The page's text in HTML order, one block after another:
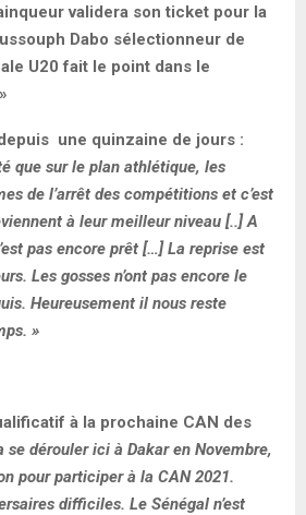
validera son ticket pour la
Dabo sélectionneur de
U20 fait le point dans le
une quinzaine de jours :
que sur le plan athlétique, les
de l’arrêt des compétitions et c’est
à leur meilleur niveau [..] A
pas encore prêt […] La reprise est
Les gosses n’ont pas encore le
Heureusement il nous reste
»
à la prochaine CAN des
se dérouler ici à Dakar en Novembre,
pour participer à la CAN 2021.
difficiles. Le Sénégal n’est